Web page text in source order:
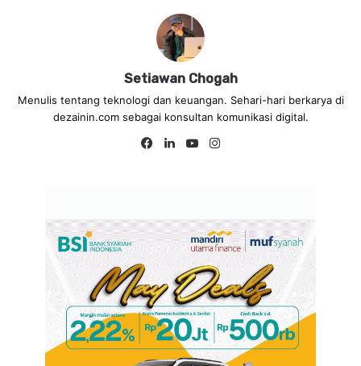
Setiawan Chogah
Menulis tentang teknologi dan keuangan. Sehari-hari berkarya di
dezainin.com sebagai konsultan komunikasi digital.
Fa
Lin
Yo